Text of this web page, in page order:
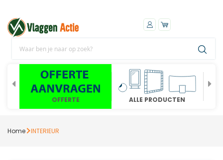
OFFERTE ALLE PRODUCTEN
Home INTERIEUR